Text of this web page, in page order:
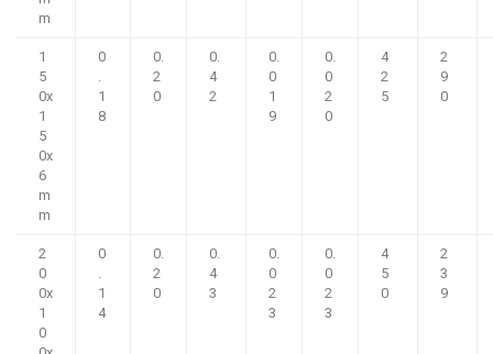
m
1
5
0x
1
5
0x
6
m
m
0
.
1
8
0.
2
0
0.
4
2
0.
0
1
9
0.
0
2
0
4
2
5
2
9
0
2
0
0x
1
0
0
.
1
4
0.
2
0
0.
4
3
0.
0
2
3
0.
0
2
3
4
5
0
2
3
9